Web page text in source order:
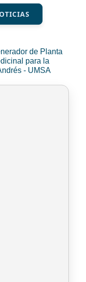
de Planta
para la
- UMSA